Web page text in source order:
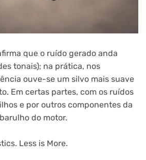
que o ruído gerado anda
tonais); na prática, nos
ouve-se um silvo mais suave
Em certas partes, com os ruídos
e por outros componentes da
do motor.
Less is More.